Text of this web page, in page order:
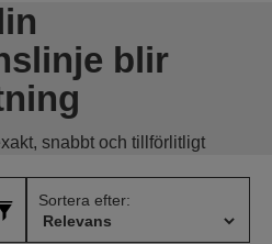
blir
snabbt och tillförlitligt
Sortera efter: